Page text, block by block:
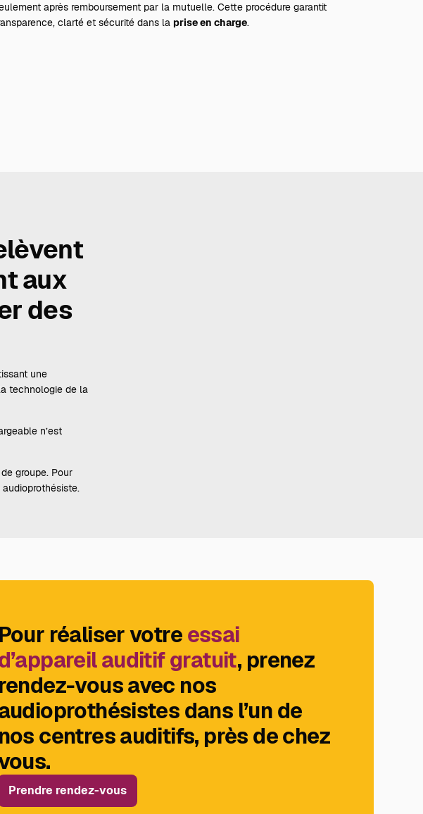
après remboursement par la mutuelle. Cette procédure garantit
clarté et sécurité dans la prise en charge.
aux
des
une
technologie de la
n’est
groupe. Pour
Pour réaliser votre essai
auditif gratuit, prenez
rendez-vous avec nos
dans l’un de
nos centres auditifs, près de chez
Prendre rendez-vous